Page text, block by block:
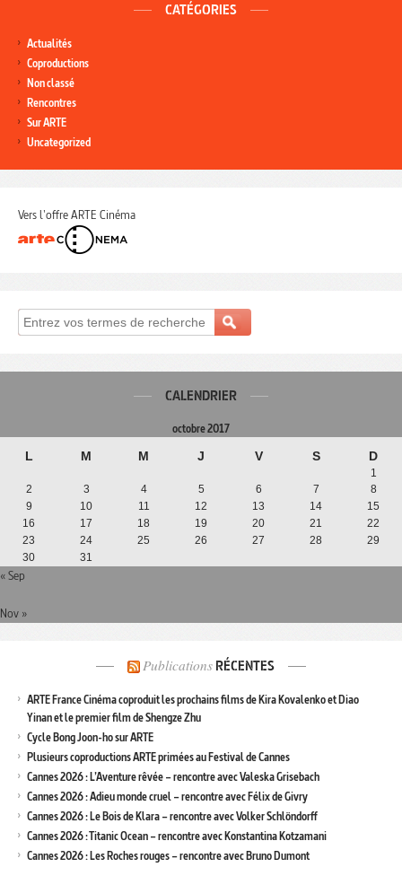
CATÉGORIES
Actualités
Coproductions
Non classé
Rencontres
Sur ARTE
Uncategorized
Vers l'offre ARTE Cinéma
CALENDRIER
octobre 2017
L M M J V S D
1
2
3 4 5 6 7
8
9
10 11 12 13 14
15
16
17 18 19 20 21
22
23
24 25 26 27 28
29
30
31
« Sep
Nov »
Publications RÉCENTES
ARTE France Cinéma coproduit les prochains films de Kira Kovalenko et Diao
Yinan et le premier film de Shengze Zhu
Cycle Bong Joon-ho sur ARTE
Plusieurs coproductions ARTE primées au Festival de Cannes
Cannes 2026 : L’Aventure rêvée – rencontre avec Valeska Grisebach
Cannes 2026 : Adieu monde cruel – rencontre avec Félix de Givry
Cannes 2026 : Le Bois de Klara – rencontre avec Volker Schlöndorff
Cannes 2026 : Titanic Ocean – rencontre avec Konstantina Kotzamani
Cannes 2026 : Les Roches rouges – rencontre avec Bruno Dumont